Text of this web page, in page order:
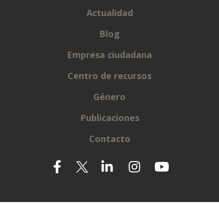
Actualidad
Blog
Empresa ciudadana
Centro de recursos
Género
Publicaciones
Contacto